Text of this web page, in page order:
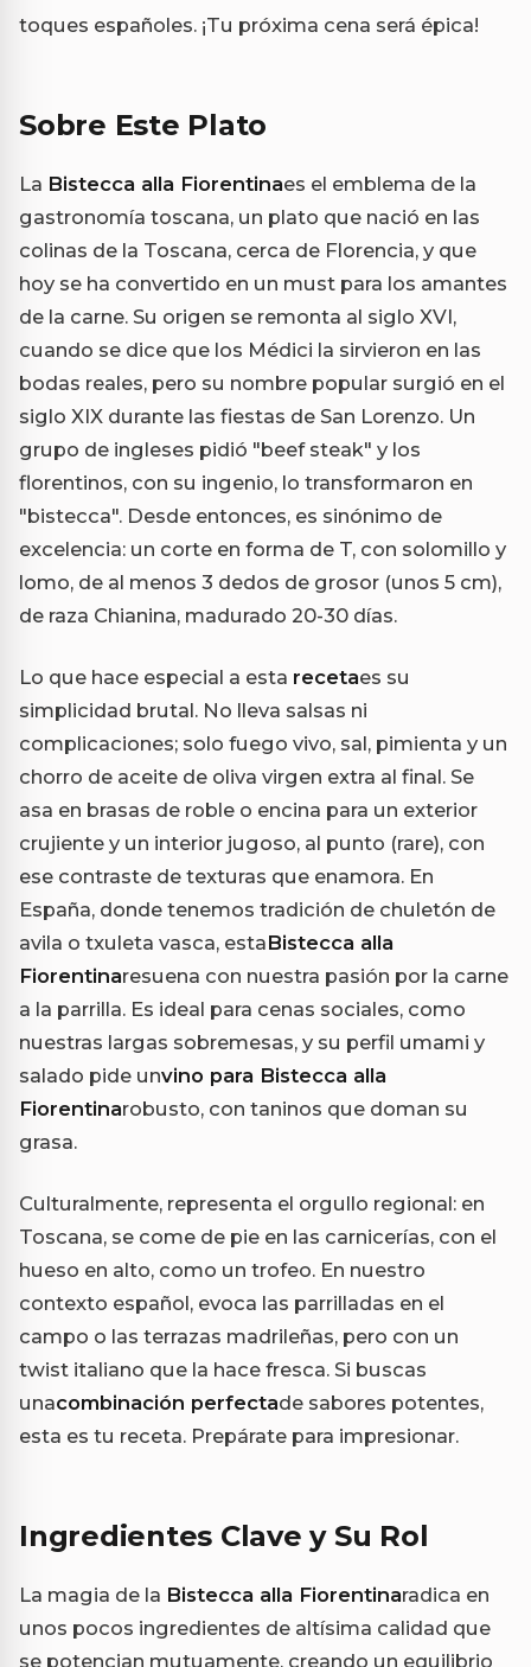
toques españoles. ¡Tu próxima cena será épica!
Sobre Este Plato
La Bistecca alla Fiorentinaes el emblema de la
gastronomía toscana, un plato que nació en las
colinas de la Toscana, cerca de Florencia, y que
hoy se ha convertido en un must para los amantes
de la carne. Su origen se remonta al siglo XVI,
cuando se dice que los Médici la sirvieron en las
bodas reales, pero su nombre popular surgió en el
siglo XIX durante las fiestas de San Lorenzo. Un
grupo de ingleses pidió "beef steak" y los
florentinos, con su ingenio, lo transformaron en
"bistecca". Desde entonces, es sinónimo de
excelencia: un corte en forma de T, con solomillo y
lomo, de al menos 3 dedos de grosor (unos 5 cm),
de raza Chianina, madurado 20-30 días.
Lo que hace especial a esta recetaes su
simplicidad brutal. No lleva salsas ni
complicaciones; solo fuego vivo, sal, pimienta y un
chorro de aceite de oliva virgen extra al final. Se
asa en brasas de roble o encina para un exterior
crujiente y un interior jugoso, al punto (rare), con
ese contraste de texturas que enamora. En
España, donde tenemos tradición de chuletón de
avila o txuleta vasca, estaBistecca alla
Fiorentinaresuena con nuestra pasión por la carne
a la parrilla. Es ideal para cenas sociales, como
nuestras largas sobremesas, y su perfil umami y
salado pide unvino para Bistecca alla
Fiorentinarobusto, con taninos que doman su
grasa.
Culturalmente, representa el orgullo regional: en
Toscana, se come de pie en las carnicerías, con el
hueso en alto, como un trofeo. En nuestro
contexto español, evoca las parrilladas en el
campo o las terrazas madrileñas, pero con un
twist italiano que la hace fresca. Si buscas
unacombinación perfectade sabores potentes,
esta es tu receta. Prepárate para impresionar.
Ingredientes Clave y Su Rol
La magia de la Bistecca alla Fiorentinaradica en
unos pocos ingredientes de altísima calidad que
se potencian mutuamente, creando un equilibrio